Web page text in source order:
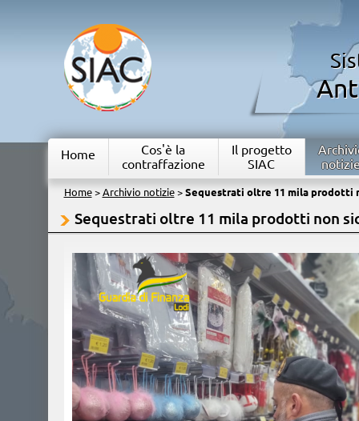
Home
Cos'è la
contraffazione
Il progetto
SIAC
Home> Archivio notizie> Sequestrati oltre 11 mila prodotti
Sequestrati oltre 11 mila prodotti non